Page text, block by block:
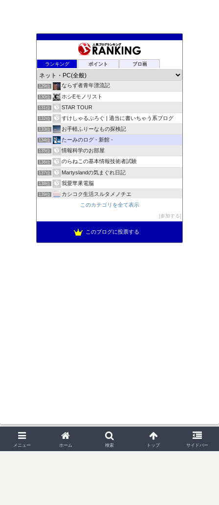
ランキング ポイント ブロ画
127位 雅ちゃんのなんとなく日記
128位 パソコン初心者ものがたり
129位 ならず者青年漂流記
130位 ホシEモノリスト
131位 STAR TOUR
132位 すけしゃるぶろぐ | 適当に書いちゃう系ブログ
133位 お手軽ふりーなもの探検記
134位 たーみのログ - 新館 -
135位 情報科学のお部屋
136位 のらねこの基本情報技術者試験
137位 Martyslandの気まぐれ日記
138位 我愛苹果電脳
139位 カシコク生活スルタメノチエ
ぴぽろぐこのカテゴリを全て表示
参加する
このブログに投票する
メニュー ホーム 検索 トップ サイドバー